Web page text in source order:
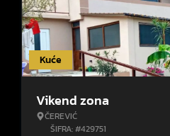
Kuće
Vikend zona
ČEREVIĆ
ŠIFRA: #429751